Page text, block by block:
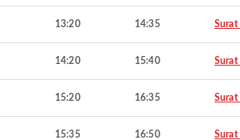
13:20 14:35 Surat
14:20 15:40 Surat
15:20 16:35 Surat
15:35 16:50 Surat